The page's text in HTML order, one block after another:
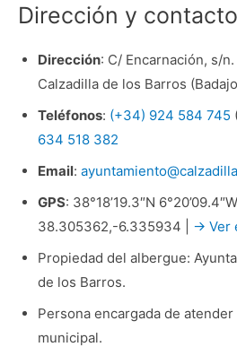
Dirección y contacto
Dirección: C/ Encarnación, s/
Calzadilla de los Barros
Teléfonos: (+34) 924 584 745
634 518 382
Email:
GPS: 38°18’19.3″N
38.305362,-6.335934 | → Ver
Propiedad del albergue:
de los Barros.
Persona encargada de
municipal.